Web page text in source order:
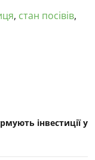
, стан посівів,
інвестиції у